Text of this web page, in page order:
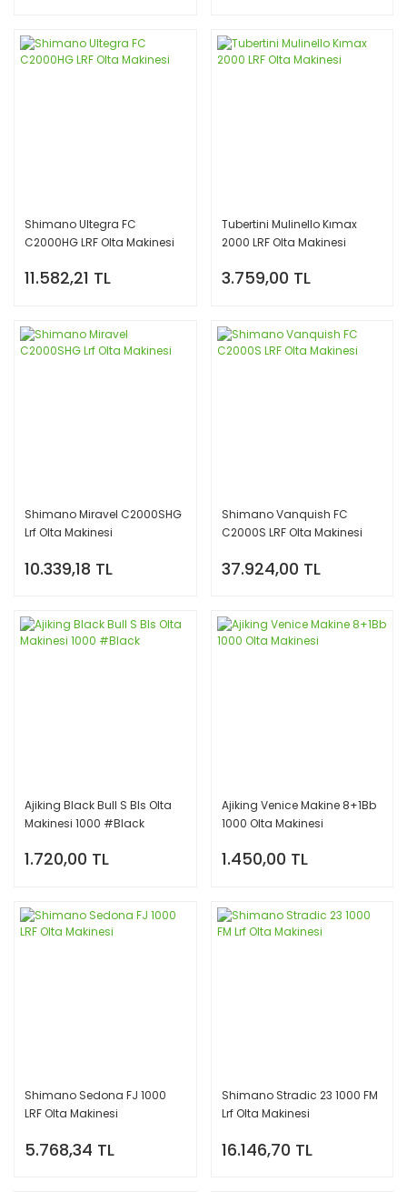
Shimano Ultegra FC
C2000HG LRF Olta Makinesi
11.582,21 TL
Tubertini Mulinello Kımax
2000 LRF Olta Makinesi
3.759,00 TL
Shimano Miravel C2000SHG
Lrf Olta Makinesi
10.339,18 TL
Shimano Vanquish FC
C2000S LRF Olta Makinesi
37.924,00 TL
Ajiking Black Bull S Bls Olta
Makinesi 1000 #Black
1.720,00 TL
Ajiking Venice Makine 8+1Bb
1000 Olta Makinesi
1.450,00 TL
Shimano Sedona FJ 1000
LRF Olta Makinesi
5.768,34 TL
Shimano Stradic 23 1000 FM
Lrf Olta Makinesi
16.146,70 TL